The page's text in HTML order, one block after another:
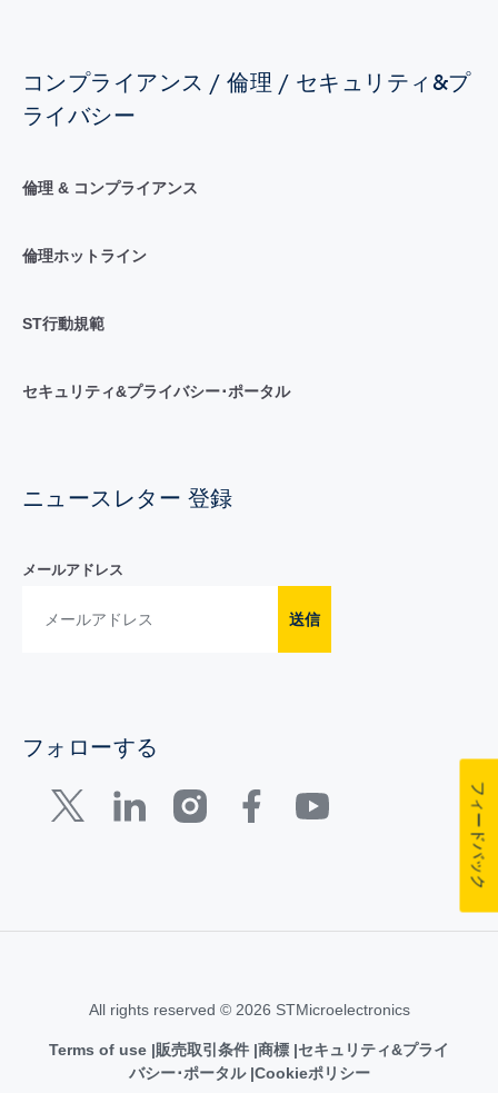
コンプライアンス / 倫理 / セキュリティ&プ
ライバシー
倫理 & コンプライアンス
倫理ホットライン
ST行動規範
セキュリティ&プライバシー･ポータル
ニュースレター 登録
メールアドレス
送信
フォローする
All rights reserved © 2026 STMicroelectronics
Terms of use 販売取引条件 商標 セキュリティ&プライ
バシー･ポータル Cookieポリシー
フィードバック